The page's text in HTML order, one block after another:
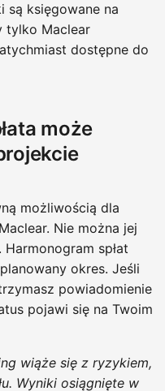
są księgowane na
tylko Maclear
dostępne do
może
możliwością dla
Nie można jej
spłat
okres. Jeśli
powiadomienie
pojawi się na Twoim
wiąże się z ryzykiem,
Wyniki osiągnięte w